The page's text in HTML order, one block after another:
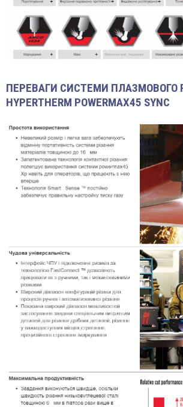
ПЕРЕВАГИ СИСТЕМИ ПЛАЗМОВОГО
HYPERTHERM POWERMAX45 SYNC